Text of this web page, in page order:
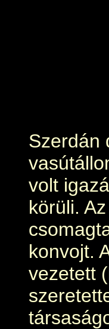
Szerdán
volt
körüli.
konvojt.
vezetett